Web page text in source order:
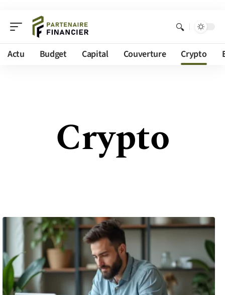
Actu Budget Capital Couverture Crypto
Crypto